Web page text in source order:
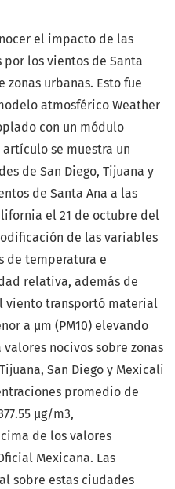
el impacto de las
los vientos de Santa
zonas urbanas. Esto fue
atmosférico Weather
con un módulo
artículo se muestra un
de San Diego, Tijuana y
de Santa Ana a las
el 21 de octubre del
de las variables
de temperatura e
relativa, además de
viento transportó material
a μm (PM10) elevando
nocivos sobre zonas
San Diego y Mexicali
promedio de
μg/m3,
de los valores
Mexicana. Las
sobre estas ciudades